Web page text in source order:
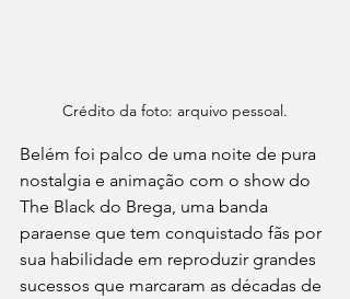
Crédito da foto: arquivo pessoal.
Belém foi palco de uma noite de pura
nostalgia e animação com o show do
The Black do Brega, uma banda
paraense que tem conquistado fãs por
sua habilidade em reproduzir grandes
sucessos que marcaram as décadas de